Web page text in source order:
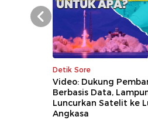
Detik Sore
Video: Dukung
Berbasis Data,
Luncurkan Satelit ke
Angkasa
Prev